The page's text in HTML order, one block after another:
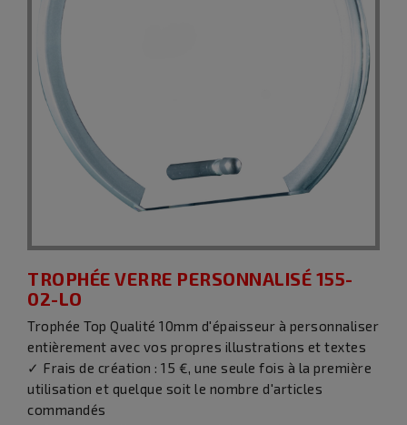
TROPHÉE VERRE PERSONNALISÉ 155-
02-LO
Trophée Top Qualité 10mm d'épaisseur à personnaliser
entièrement avec vos propres illustrations et textes
✓ Frais de création : 15 €, une seule fois à la première
utilisation et quelque soit le nombre d'articles
commandés